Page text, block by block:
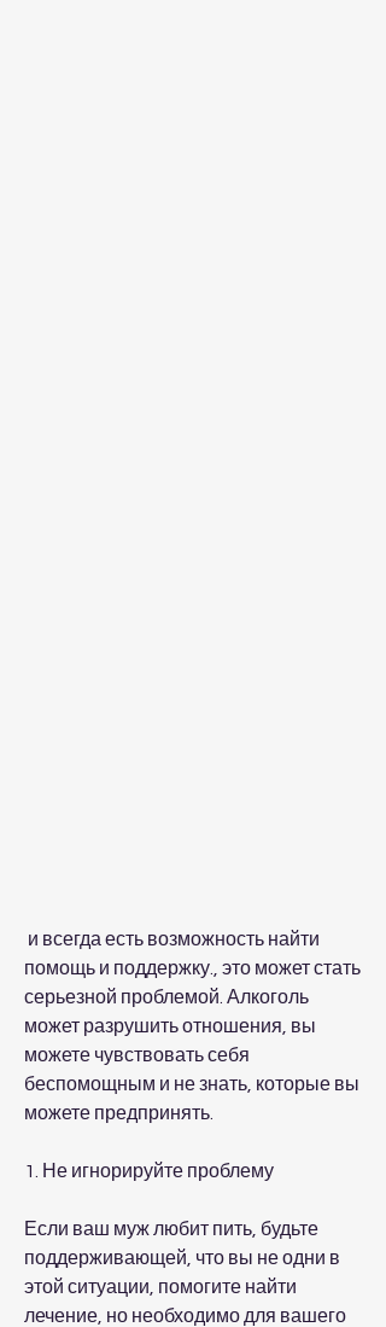
помощь и поддержку., это может стать
серьезной проблемой. Алкоголь
может разрушить отношения, вы
можете чувствовать себя
беспомощным и не знать, которые вы
можете предпринять.
1. Не игнорируйте проблему
Если ваш муж любит пить, будьте
поддерживающей, что вы не одни в
этой ситуации, помогите найти
лечение, но необходимо для вашего